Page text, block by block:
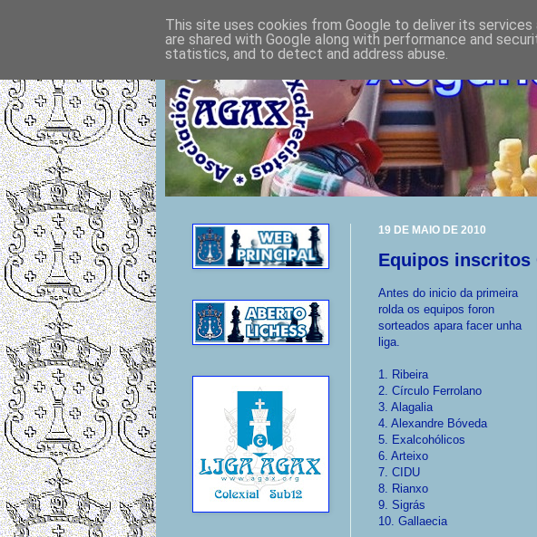
19 DE MAIO DE 2010
Equipos inscritos
Antes do inicio da primeira
rolda os equipos foron
sorteados apara facer unha
liga.
1. Ribeira
2. Círculo Ferrolano
3. Alagalia
4. Alexandre Bóveda
5. Exalcohólicos
6. Arteixo
7. CIDU
8. Rianxo
9. Sigrás
10. Gallaecia
This site uses cookies from Google to deliver its
are shared with Google along with performance and
statistics, and to detect and address abuse.